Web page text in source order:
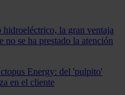
la gran ventaja
no se ha prestado la atención
Energy: del 'pulpito'
en el cliente